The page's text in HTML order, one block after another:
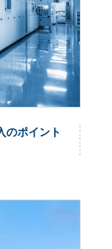
のポイント